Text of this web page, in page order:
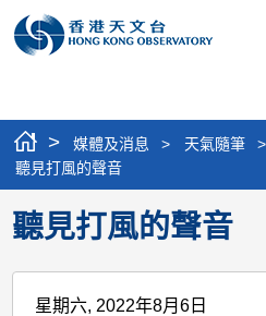
> 媒體及消息 > 天氣隨筆
>
聽見打風的聲音
聽見打風的聲音
星期六, 2022年8月6日